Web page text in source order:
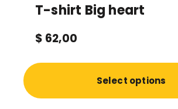
T-shirt Big heart
$ 62,00
Select options